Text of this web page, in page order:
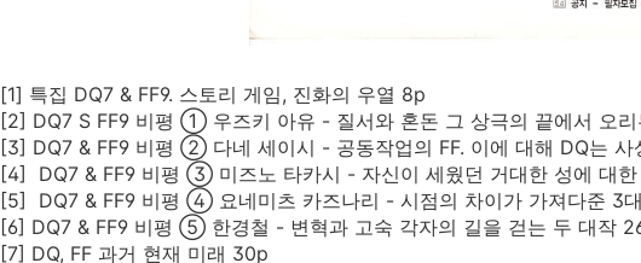
[1] 특집 DQ7 & FF9. 스토리 게임, 진화의 우열 8p
[2] DQ7 S FF9 비평 ① 우즈키 아유 - 질서와 혼돈 그 상극의 끝에서 오리
[3] DQ7 & FF9 비평 ② 다네 세이시 - 공동작업의 FF. 이에 대해 DQ는 사
[4] DQ7 & FF9 비평 ③ 미즈노 타카시 - 자신이 세웠던 거대한 성에 대한
[5] DQ7 & FF9 비평 ④ 요네미츠 카즈나리 - 시점의 차이가 가져다준 3
[6] DQ7 & FF9 비평 ⑤ 한경철 - 변혁과 고숙 각자의 길을 걷는 두 대작
[7] DQ, FF 과거 현재 미래 30p